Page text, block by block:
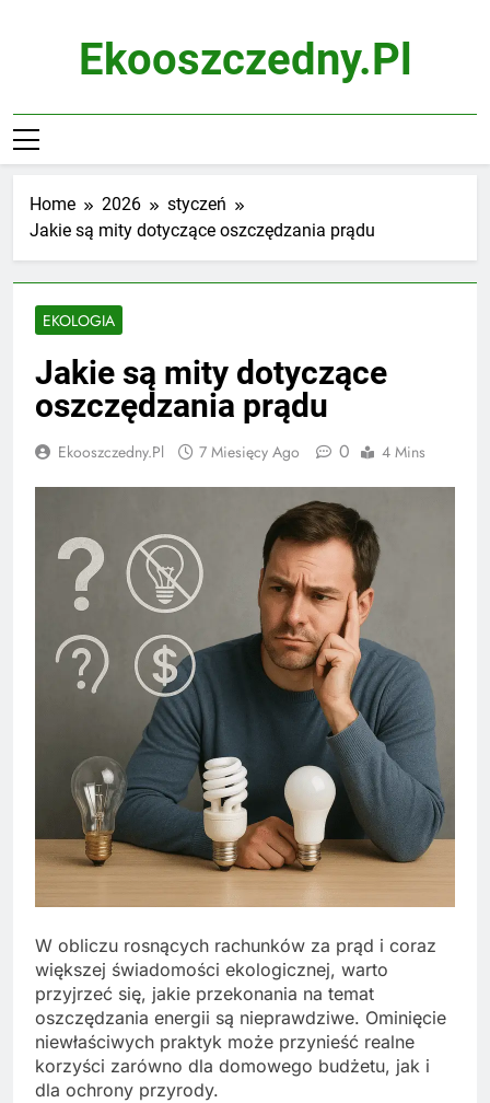
Ekooszczedny.pl
Home 2026
styczeń
Jakie są mity dotyczące oszczędzania prądu
EKOLOGIA
Jakie są mity dotyczące
oszczędzania prądu
Ekooszczedny.pl 7 Miesięcy Ago 0 4 Mins
W obliczu rosnących rachunków za prąd i coraz
większej świadomości ekologicznej, warto
przyjrzeć się, jakie przekonania na temat
oszczędzania energii są nieprawdziwe. Ominięcie
niewłaściwych praktyk może przynieść realne
korzyści zarówno dla domowego budżetu, jak i
dla ochrony przyrody.